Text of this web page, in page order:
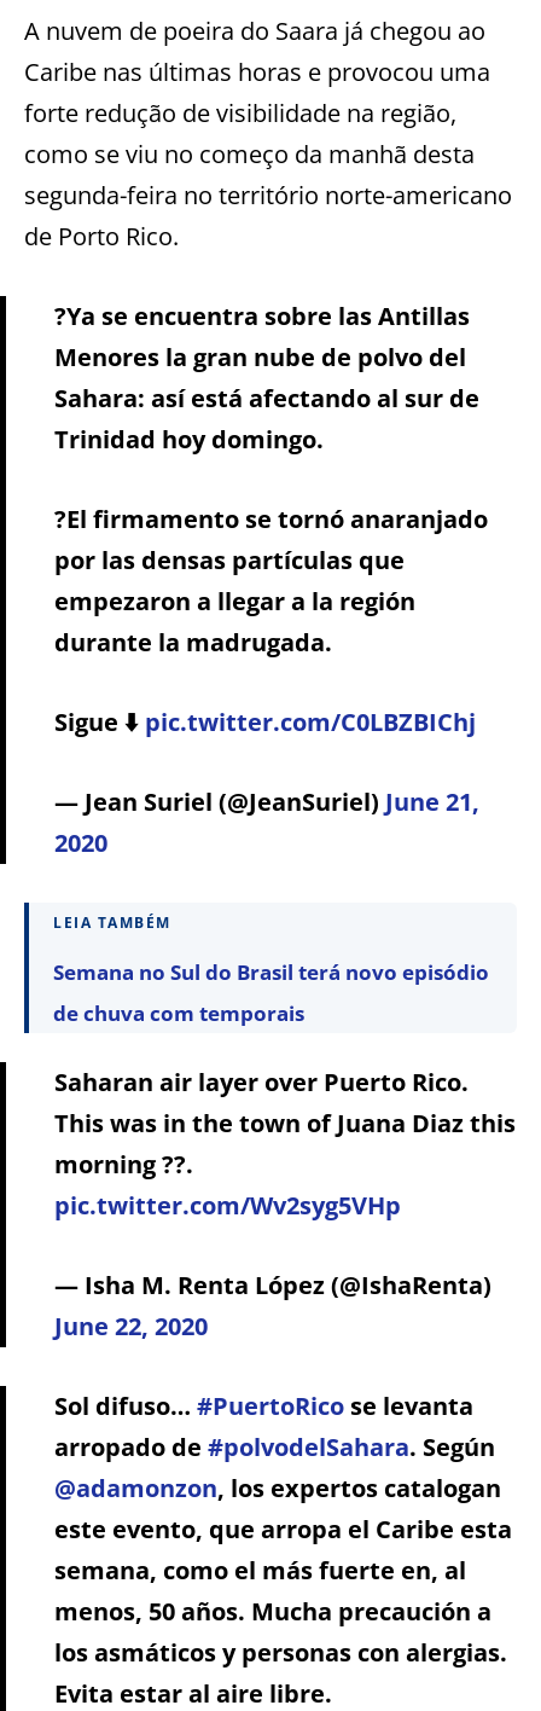
A nuvem de poeira do Saara já chegou ao
Caribe nas últimas horas e provocou uma
forte redução de visibilidade na região,
como se viu no começo da manhã desta
segunda-feira no território norte-americano
de Porto Rico.
?Ya se encuentra sobre las Antillas
Menores la gran nube de polvo del
Sahara: así está afectando al sur de
Trinidad hoy domingo.
?El firmamento se tornó anaranjado
por las densas partículas que
empezaron a llegar a la región
durante la madrugada.
Sigue ⬇️ pic.twitter.com/C0LBZBIChj
— Jean Suriel (@JeanSuriel) June 21,
2020
LEIA TAMBÉM
Semana no Sul do Brasil terá novo episódio
de chuva com temporais
Saharan air layer over Puerto Rico.
This was in the town of Juana Diaz this
morning ??.
pic.twitter.com/Wv2syg5VHp
— Isha M. Renta López (@IshaRenta)
June 22, 2020
Sol difuso… #PuertoRico se levanta
arropado de #polvodelSahara. Según
@adamonzon, los expertos catalogan
este evento, que arropa el Caribe esta
semana, como el más fuerte en, al
menos, 50 años. Mucha precaución a
los asmáticos y personas con alergias.
Evita estar al aire libre.